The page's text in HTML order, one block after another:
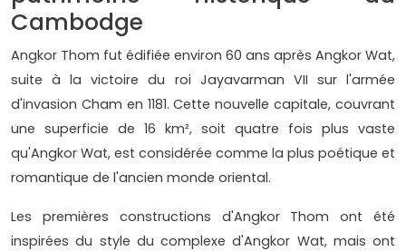
Cambodge
Angkor Thom fut édifiée environ 60 ans après Angkor Wat,
suite à la victoire du roi Jayavarman VII sur l'armée
d'invasion Cham en 1181. Cette nouvelle capitale, couvrant
une superficie de 16 km², soit quatre fois plus vaste
qu'Angkor Wat, est considérée comme la plus poétique et
romantique de l'ancien monde oriental.
Les premières constructions d'Angkor Thom ont été
inspirées du style du complexe d'Angkor Wat, mais ont